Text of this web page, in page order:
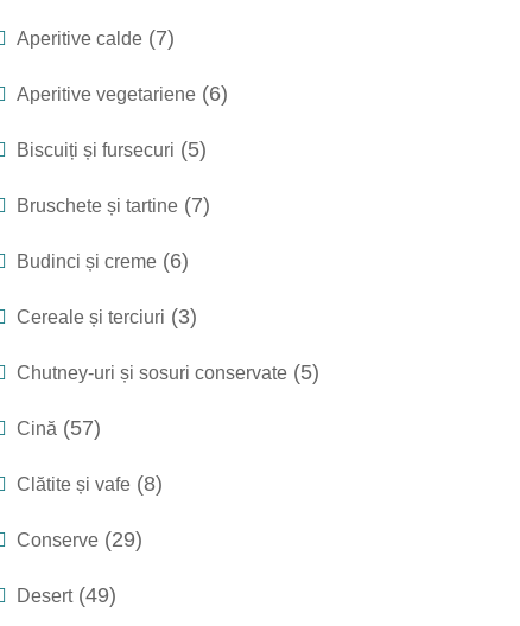
Aperitive calde(7)
Aperitive vegetariene(6)
Biscuiți și fursecuri (5)
Bruschete și tartine(7)
Budinci și creme(6)
Cereale și terciuri (3)
Chutney-uri și sosuri conservate(5)
Cină(57)
Clătite și vafe(8)
Conserve(29)
Desert(49)